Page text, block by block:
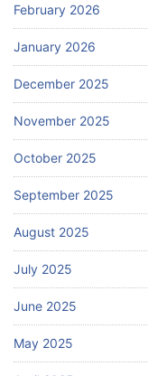
February 2026
January 2026
December 2025
November 2025
October 2025
September 2025
August 2025
July 2025
June 2025
May 2025